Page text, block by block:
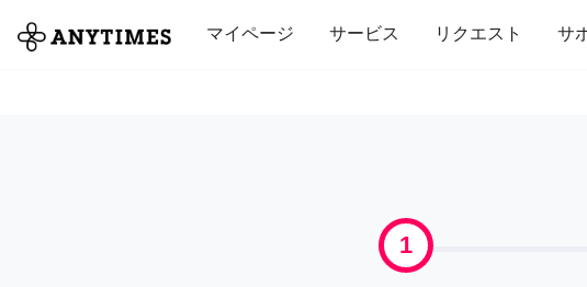
マイページ サービス リクエスト サ
全て 修理・組立 家事 引っ越し インテ
1